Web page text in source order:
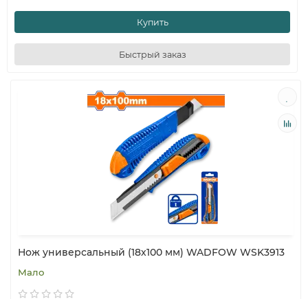
Купить
Быстрый заказ
Нож универсальный (18х100 мм) WADFOW WSK3913
Мало